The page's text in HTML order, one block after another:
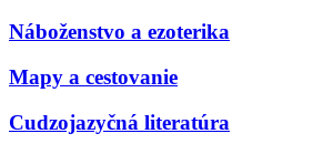
Náboženstvo a ezoterika
Mapy a cestovanie
Cudzojazyčná literatúra